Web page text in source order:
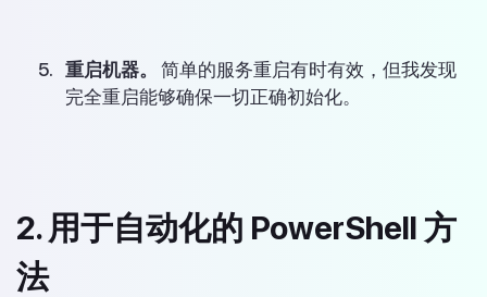
重启机器。
简单的服务重启有时有效，但我发现
完全重启能够确保一切正确初始化。
2. 用于自动化的 PowerShell 方
法